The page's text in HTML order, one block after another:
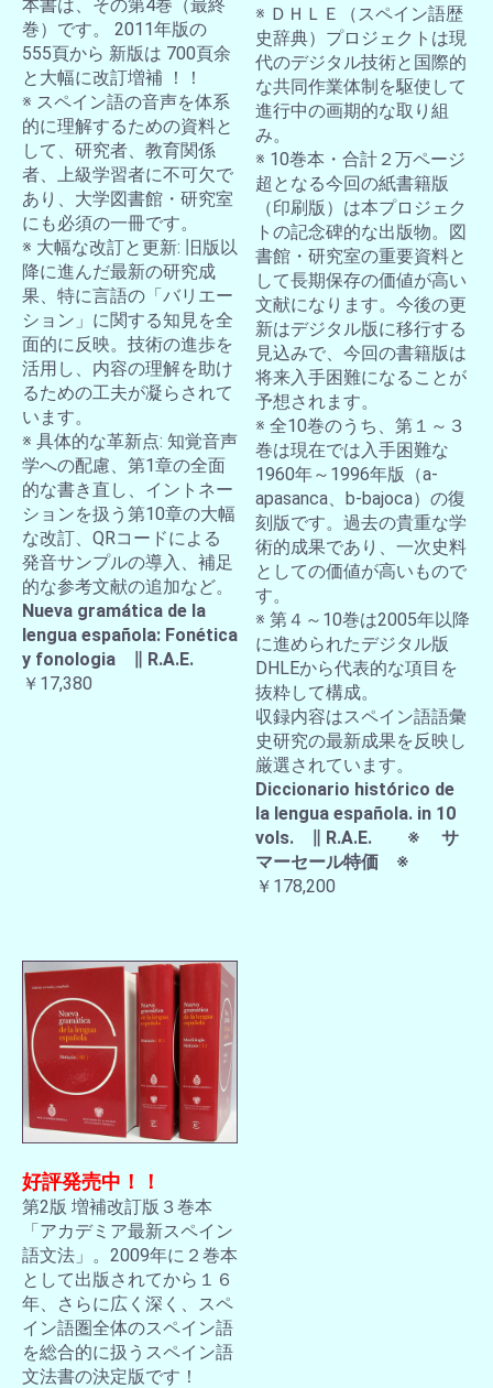
本書は、その第4巻（最終
巻）です。 2011年版の
555頁から 新版は 700頁余
と大幅に改訂増補 ！！
※ スペイン語の音声を体系
的に理解するための資料と
して、研究者、教育関係
者、上級学習者に不可欠で
あり、大学図書館・研究室
にも必須の一冊です。
※ 大幅な改訂と更新: 旧版以
降に進んだ最新の研究成
果、特に言語の「バリエー
ション」に関する知見を全
面的に反映。技術の進歩を
活用し、内容の理解を助け
るための工夫が凝らされて
います。
※ 具体的な革新点: 知覚音声
学への配慮、第1章の全面
的な書き直し、イントネー
ションを扱う第10章の大幅
な改訂、QRコードによる
発音サンプルの導入、補足
的な参考文献の追加など。
Nueva gramática de la
lengua española: Fonética
y fonologia ∥ R.A.E.
￥17,380
※ ＤＨＬＥ（スペイン語歴
史辞典）プロジェクトは現
代のデジタル技術と国際的
な共同作業体制を駆使して
進行中の画期的な取り組
み。
※ 10巻本・合計２万ページ
超となる今回の紙書籍版
（印刷版）は本プロジェク
トの記念碑的な出版物。図
書館・研究室の重要資料と
して長期保存の価値が高い
文献になります。今後の更
新はデジタル版に移行する
見込みで、今回の書籍版は
将来入手困難になることが
予想されます。
※ 全10巻のうち、第１～３
巻は現在では入手困難な
1960年～1996年版（a-
apasanca、b-bajoca）の復
刻版です。過去の貴重な学
術的成果であり、一次史料
としての価値が高いもので
す。
※ 第４～10巻は2005年以降
に進められたデジタル版
DHLEから代表的な項目を
抜粋して構成。
収録内容はスペイン語語彙
史研究の最新成果を反映し
厳選されています。
Diccionario histórico de
la lengua española. in 10
vols. ∥ R.A.E. ※ サ
マーセール特価 ※
￥178,200
好評発売中！！
第2版 増補改訂版３巻本
「アカデミア最新スペイン
語文法」。2009年に２巻本
として出版されてから１６
年、さらに広く深く、スペ
イン語圏全体のスペイン語
を総合的に扱うスペイン語
文法書の決定版です！